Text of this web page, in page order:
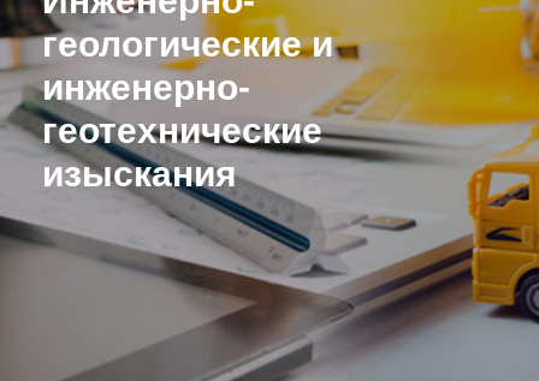
геологические и
инженерно-
геотехнические
изыскания